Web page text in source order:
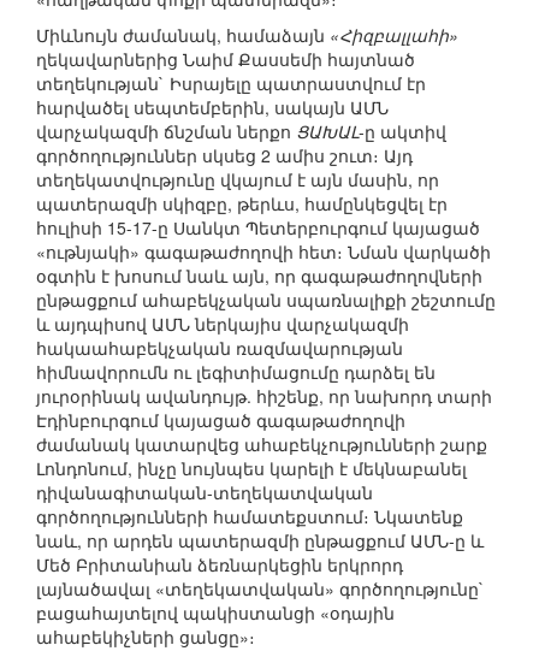
Միևնույն ժամանակ, համաձայն «Հիզբալլահի»
ղեկավարներից Նաիմ Քասսեմի հայտնած
տեղեկության` Իսրայելը պատրաստվում էր
հարվածել սեպտեմբերին, սակայն ԱՄՆ
վարչակազմի ճնշման ներքո ՑԱԽԱԼ-ը ակտիվ
գործողություններ սկսեց 2 ամիս շուտ։ Այդ
տեղեկատվությունը վկայում է այն մասին, որ
պատերազմի սկիզբը, թերևս, համընկեցվել էր
հուլիսի 15-17-ը Սանկտ Պետերբուրգում կայացած
«ութնյակի» գագաթաժողովի հետ։ Նման վարկածի
օգտին է խոսում նաև այն, որ գագաթաժողովների
ընթացքում ահաբեկչական սպառնալիքի շեշտումը
և այդպիսով ԱՄՆ ներկայիս վարչակազմի
հակաահաբեկչական ռազմավարության
հիմնավորումն ու լեգիտիմացումը դարձել են
յուրօրինակ ավանդույթ. հիշենք, որ նախորդ տարի
Էդինբուրգում կայացած գագաթաժողովի
ժամանակ կատարվեց ահաբեկչությունների շարք
Լոնդոնում, ինչը նույնպես կարելի է մեկնաբանել
դիվանագիտական-տեղեկատվական
գործողությունների համատեքստում։ Նկատենք
նաև, որ արդեն պատերազմի ընթացքում ԱՄՆ-ը և
Մեծ Բրիտանիան ձեռնարկեցին երկրորդ
լայնածավալ «տեղեկատվական» գործողությունը`
բացահայտելով պակիստանցի «օդային
ահաբեկիչների ցանցը»։